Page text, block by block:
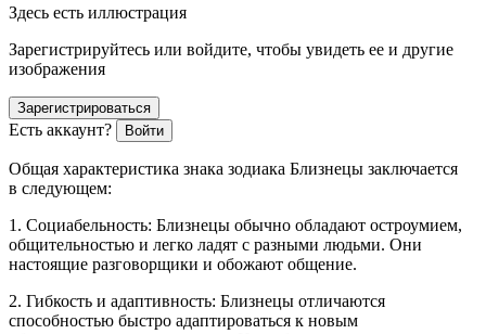
Здесь есть иллюстрация
Зарегистрируйтесь или войдите, чтобы увидеть ее и другие
изображения
Зарегистрироваться
Есть аккаунт? Войти
Общая характеристика знака зодиака Близнецы заключается
в следующем:
1. Социабельность: Близнецы обычно обладают остроумием,
общительностью и легко ладят с разными людьми. Они
настоящие разговорщики и обожают общение.
2. Гибкость и адаптивность: Близнецы отличаются
способностью быстро адаптироваться к новым